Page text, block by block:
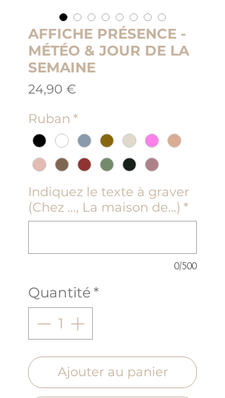
AFFICHE PRÉSENCE -
MÉTÉO & JOUR DE LA
SEMAINE
24,90 €Prix
Ruban *
Indiquez le texte à graver
(Chez ..., La maison de...) *
0/500
Quantité *
Ajouter au panier